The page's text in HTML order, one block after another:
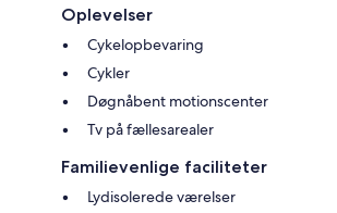
Oplevelser
Cykelopbevaring
Cykler
Døgnåbent motionscenter
Tv på fællesarealer
Familievenlige faciliteter
Lydisolerede værelser